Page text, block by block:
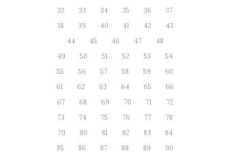
32
33 34 35 36
37
38
39 40 41 42
43
44
45 46 47
48
49
50 51 52 53
54
55
56 57 58 59
60
61
62 63 64 65
66
67
68 69 70 71
72
73
74 75 76 77
78
79
80 81 82 83
84
85
86 87 88 89
90